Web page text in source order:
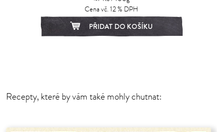
Cena vč. 12 % DPH
PŘIDAT DO KOŠÍKU
Recepty, které by vám také mohly chutnat: